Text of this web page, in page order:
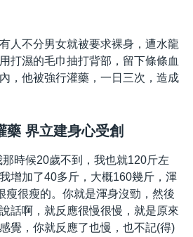
人不分男女就被要求裸身，遭水龍
打濕的毛巾抽打背部，留下條條血
，他被強行灌藥，一日三次，造成
藥 界立建身心受創
時候20歲不到，我也就120斤左
增加了40多斤，大概160幾斤，渾
瘦很瘦的。你就是渾身沒勁，然後
話啊，就反應很慢很慢，就是原來
覺，你就反應了也慢，也不記(得)